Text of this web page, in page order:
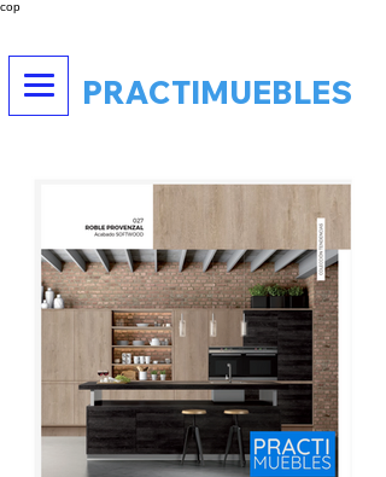
cop
PRACTIMUEBLES